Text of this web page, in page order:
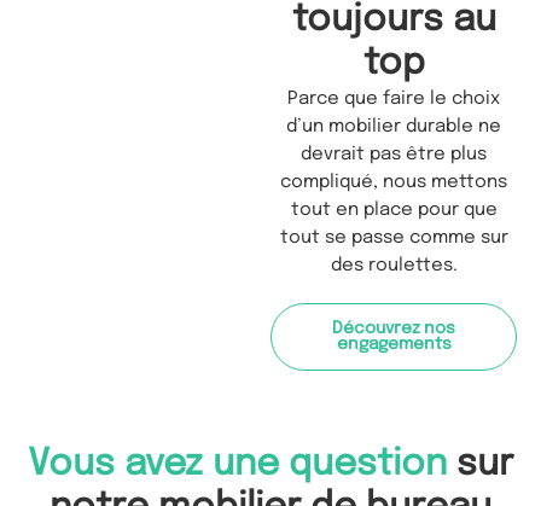
toujours au
top
Parce que faire le choix
d’un mobilier durable ne
devrait pas être plus
compliqué, nous mettons
tout en place pour que
tout se passe comme sur
des roulettes.
Découvrez nos
engagements
Vous avez une question sur